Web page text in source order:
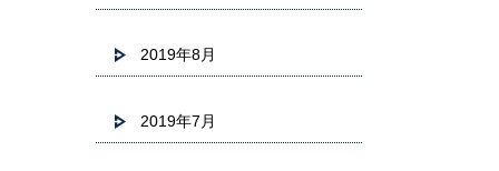
2019年8月
2019年7月